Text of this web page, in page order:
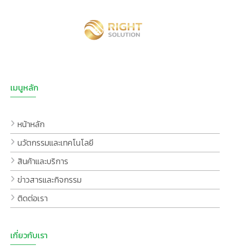
เมนูหลัก
หน้าหลัก
นวัตกรรมและเทคโนโลยี
สินค้าและบริการ
ข่าวสารและกิจกรรม
ติดต่อเรา
เกี่ยวกับเรา